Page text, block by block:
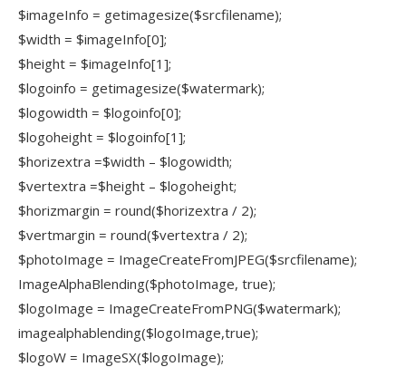
$imageInfo = getimagesize($srcfilename);
$width = $imageInfo[0];
$height = $imageInfo[1];
$logoinfo = getimagesize($watermark);
$logowidth = $logoinfo[0];
$logoheight = $logoinfo[1];
$horizextra =$width – $logowidth;
$vertextra =$height – $logoheight;
$horizmargin = round($horizextra / 2);
$vertmargin = round($vertextra / 2);
$photoImage = ImageCreateFromJPEG($srcfilename);
ImageAlphaBlending($photoImage, true);
$logoImage = ImageCreateFromPNG($watermark);
imagealphablending($logoImage,true);
$logoW = ImageSX($logoImage);